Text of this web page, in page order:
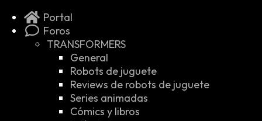
Portal
Foros
TRANSFORMERS
General
Robots de juguete
Reviews de robots de juguete
Series animadas
Cómics y libros